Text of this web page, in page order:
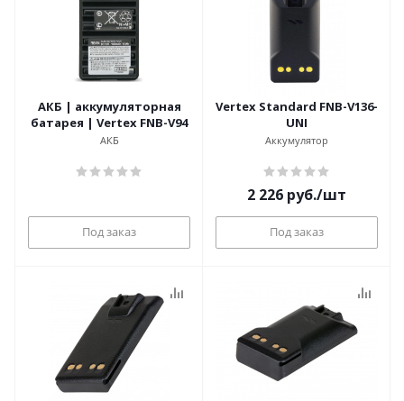
АКБ | аккумуляторная
батарея | Vertex FNB-V94
АКБ
Под заказ
Vertex Standard FNB-V136-
UNI
Аккумулятор
2 226 руб./шт
Под заказ